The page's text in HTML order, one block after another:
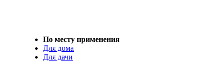
По месту применения
Для дома
Для дачи